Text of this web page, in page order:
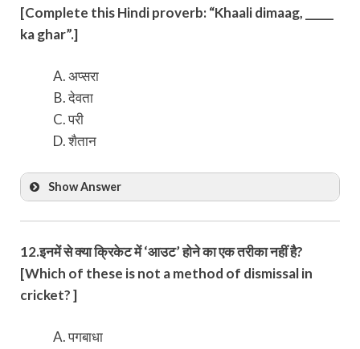
[Complete this Hindi proverb: “Khaali dimaag, _____
ka ghar”.]
अप्सरा
देवता
परी
शैतान
Show Answer
12.इनमें से क्या क्रिकेट में ‘आउट’ होने का एक तरीका नहीं है?
[Which of these is not a method of dismissal in
cricket? ]
पगबाधा